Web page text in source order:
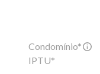
Condomínio*
IPTU*